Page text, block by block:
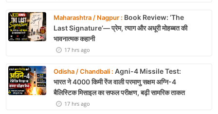
Maharashtra / Nagpur : Book Review: ‘The
Last Signature’— प्रेम, त्याग और अधूरी मोहब्बत की
भावनात्मक कहानी
17 hrs ago
Odisha / Chandbali : Agni-4 Missile Test:
भारत ने 4000 किमी रेंज वाली परमाणु सक्षम अग्नि-4
बैलिस्टिक मिसाइल का सफल परीक्षण, बढ़ी सामरिक ताकत
17 hrs ago